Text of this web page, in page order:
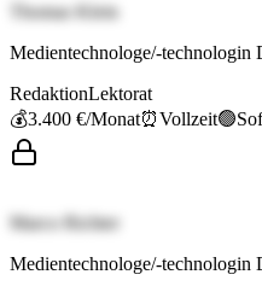
Thomas Klein
Medientechnologe/-technologin
RedaktionLektorat
💰3.400 €/Monat⏰Vollzeit🟢
Marco Richter
Medientechnologe/-technologin